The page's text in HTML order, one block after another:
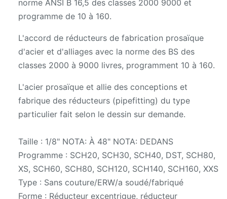
norme ANSI B 16,5 des classes 2000 9000 et
programme de 10 à 160.
L'accord de réducteurs de fabrication prosaïque
d'acier et d'alliages avec la norme des BS des
classes 2000 à 9000 livres, programment 10 à 160.
L'acier prosaïque et allie des conceptions et
fabrique des réducteurs (pipefitting) du type
particulier fait selon le dessin sur demande.
Taille : 1/8" NOTA: À 48" NOTA: DEDANS
Programme : SCH20, SCH30, SCH40, DST, SCH80,
XS, SCH60, SCH80, SCH120, SCH140, SCH160, XXS
Type : Sans couture/ERW/a soudé/fabriqué
Forme : Réducteur excentrique, réducteur